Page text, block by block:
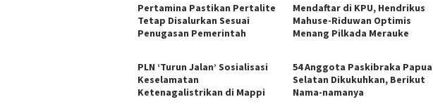
Pertamina Pastikan Pertalite
Tetap Disalurkan Sesuai
Penugasan Pemerintah
Mendaftar di KPU, Hendrikus
Mahuse-Riduwan Optimis
Menang Pilkada Merauke
PLN ‘Turun Jalan’ Sosialisasi
Keselamatan
Ketenagalistrikan di Mappi
54 Anggota Paskibraka Papua
Selatan Dikukuhkan, Berikut
Nama-namanya